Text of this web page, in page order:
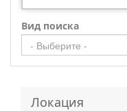
Вид поиска
- Выберите -
Локация